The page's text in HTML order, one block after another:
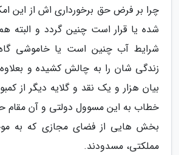
چرا بر فرض حق برخورداری اش از این
شده یا قرار است چنین گردد و البته هم
شرایط آب چنین است یا خاموشی
زندگی شان را به چالش کشیده و
بیان هزار و یک نقد و گلایه دیگر از
خطاب به این مسوول دولتی و آن مقام
بخش هایی از فضای مجازی که به
مملکتی، مسدودند.